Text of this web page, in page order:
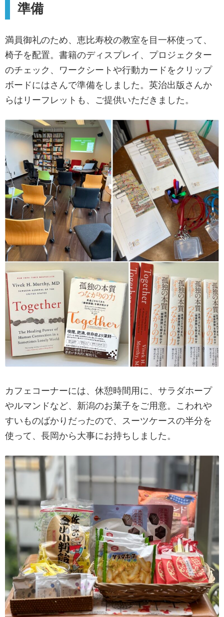
準備
満員御礼のため、恵比寿校の教室を目一杯使って、
椅子を配置。書籍のディスプレイ、プロジェクター
のチェック、ワークシートや行動カードをクリップ
ボードにはさんで準備をしました。英治出版さんか
らはリーフレットも、ご提供いただきました。
カフェコーナーには、休憩時間用に、サラダホープ
やルマンドなど、新潟のお菓子をご用意。こわれや
すいものばかりだったので、スーツケースの半分を
使って、長岡から大事にお持ちしました。